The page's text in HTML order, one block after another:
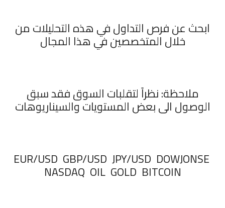
ابحث عن فرص التداول في هذه التحليلات من
خلال المتخصصين في هذا المجال
ملاحظة: نظراً لتقلبات السوق فقد سبق
الوصول الى بعض المستويات والسيناريوهات
‏EUR/USD GBP/USD JPY/USD DOWJONSE
NASDAQ OIL GOLD BITCOIN